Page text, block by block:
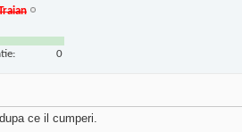
0
ce il cumperi.